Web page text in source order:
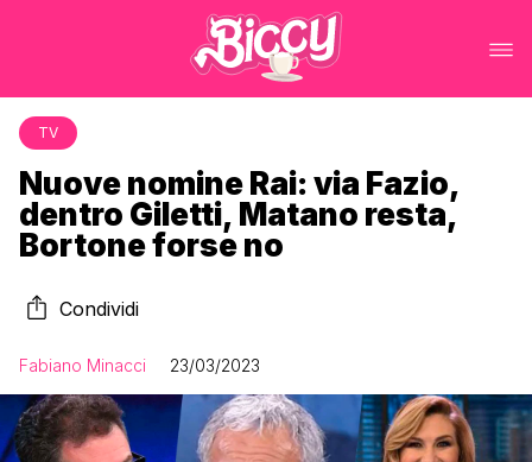
TV
Nuove nomine Rai: via Fazio,
dentro Giletti, Matano resta,
Bortone forse no
Condividi
Fabiano Minacci 23/03/2023